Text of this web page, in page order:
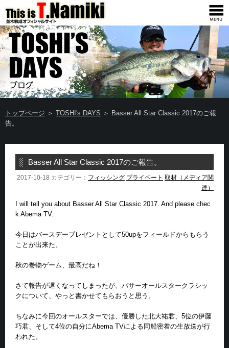
トップページ ＞ TOSHI's DAYS ＞ Basser All Star Classic 2017のご報
告。
Basser All Star Classic 2017のご報告。
2017-10-18 カテゴリー： フィッシング プライベート 取材（メディア関
連）
I will tell you about Basser All Star Classic 2017. And please chec
k Abema TV.
今日はバースデープレゼントとして50upをフィールドからもらう
ことが出来た。
秋の巻物ゲーム、最高だね！
さて報告が遅くなってしまったが、バサーオールスタークラシッ
クについて、やっと書かせてもらおうと思う。
ちなみに今回のオールスターでは、優勝した北大祐君、5位の伊藤
巧君、そして4位の自分にAbema TVによる同船密着の生放送が行
われた。